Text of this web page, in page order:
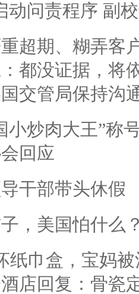
动问责程序 副
超期、糊弄客
都没证据，将
交管局保持沟
小炒肉大王”称
回应
干部带头休假
，美国怕什么
纸巾盒，宝妈
店回复：骨瓷